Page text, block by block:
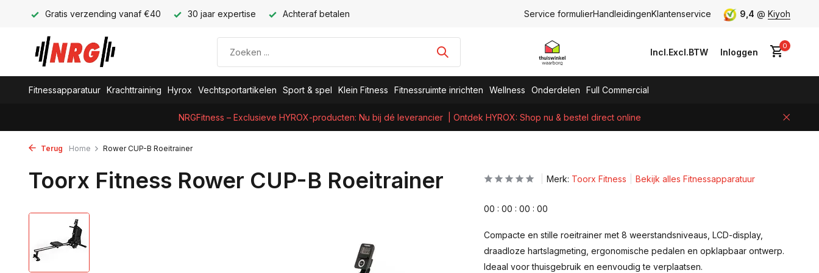
Gratis verzending vanaf €40 30 jaar expertise Achteraf betalen Service formulierHandleidingenKlantenservice 9,4 @ Kiyoh
Incl.Excl.BTW Inloggen
0
Fitnessapparatuur Krachttraining Hyrox Vechtsportartikelen Sport & spel Klein Fitness Fitnessruimte inrichten Wellness Onderdelen Full Commercial
NRGFitness – Exclusieve HYROX-producten: Nu bij dé leverancier | Ontdek HYROX: Shop nu & bestel direct online
Terug Home Rower CUP-B Roeitrainer
Toorx Fitness Rower CUP-B Roeitrainer Merk: Toorx Fitness Bekijk alles Fitnessapparatuur
00 : 00 : 00 : 00
Compacte en stille roeitrainer met 8 weerstandsniveaus, LCD-display,
draadloze hartslagmeting, ergonomische pedalen en opklapbaar ontwerp.
Ideaal voor thuisgebruik en eenvoudig te verplaatsen.